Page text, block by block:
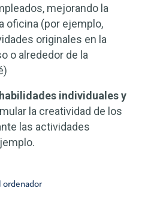
mejorando la
oficina (por ejemplo,
originales en la
o alrededor de la
individuales y
la creatividad de los
las actividades